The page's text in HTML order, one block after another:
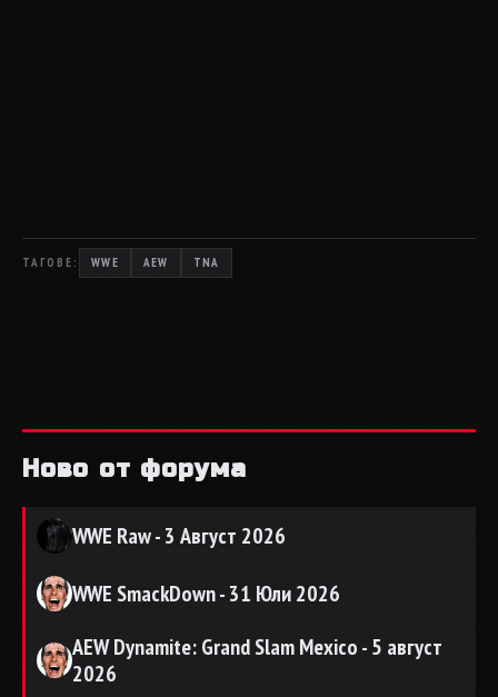
ТАГОВЕ: WWE AEW TNA
Ново от форума
WWE Raw - 3 Август 2026
WWE SmackDown - 31 Юли 2026
AEW Dynamite: Grand Slam Mexico - 5 август
2026